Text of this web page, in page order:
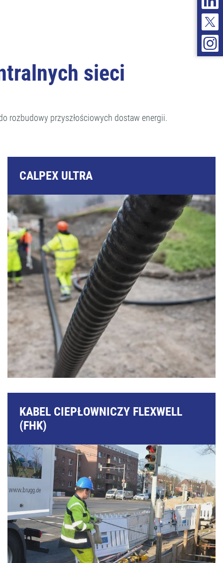
sieci
rozbudowy przyszłościowych dostaw energii.
CALPEX ULTRA
KABEL CIEPŁOWNICZY FLEXWELL
(FHK)